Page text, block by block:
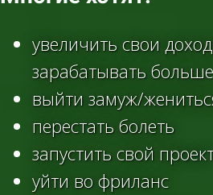
увеличить свои
зарабатывать больше
выйти замуж/
перестать болеть
запустить свой
уйти во фриланс